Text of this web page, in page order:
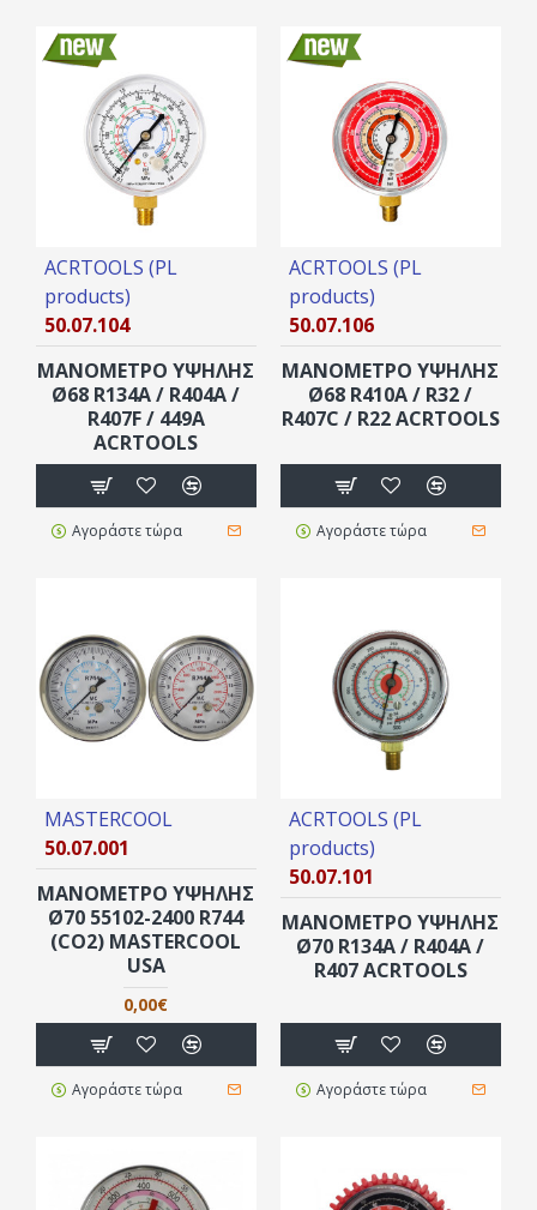
ACRTOOLS (PL
products)
50.07.104
ΜΑΝΟΜΕΤΡΟ ΥΨΗΛΗΣ
Ø68 R134A / R404A /
R407F / 449A
ACRTOOLS
Αγοράστε τώρα
ACRTOOLS (PL
products)
50.07.106
ΜΑΝΟΜΕΤΡΟ ΥΨΗΛΗΣ
Ø68 R410A / R32 /
R407C / R22 ACRTOOLS
Αγοράστε τώρα
MASTERCOOL
50.07.001
ΜΑΝΟΜΕΤΡΟ ΥΨΗΛΗΣ
Ø70 55102-2400 R744
(CO2) MASTERCOOL
USA
0,00€
Αγοράστε τώρα
ACRTOOLS (PL
products)
50.07.101
ΜΑΝΟΜΕΤΡΟ ΥΨΗΛΗΣ
Ø70 R134A / R404A /
R407 ACRTOOLS
Αγοράστε τώρα